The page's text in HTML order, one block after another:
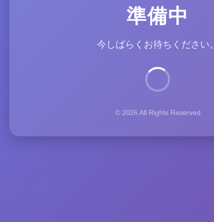
準備中
今しばらくお待ちください。
© 2026 All Rights Reserved